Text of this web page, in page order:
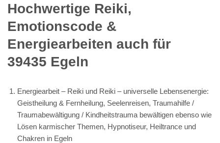
Hochwertige Reiki,
Emotionscode &
Energiearbeiten auch für
39435 Egeln
Energiearbeit – Reiki und Reiki – universelle Lebensenergie:
Geistheilung & Fernheilung, Seelenreisen, Traumahilfe /
Traumabewältigung / Kindheitstrauma bewältigen ebenso wie
Lösen karmischer Themen, Hypnotiseur, Heiltrance und
Chakren in Egeln